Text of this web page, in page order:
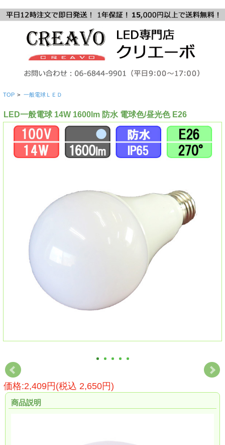
TOP > 一般電球ＬＥＤ
LED一般電球 14W 1600lm 防水 電球色/昼光色 E26
価格:2,409円(税込 2,650円)
商品説明